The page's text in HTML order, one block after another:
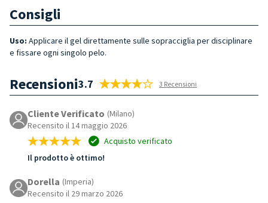
Consigli
Uso: Applicare il gel direttamente sulle sopracciglia per disciplinare
e fissare ogni singolo pelo.
Recensioni3.7 3 Recensioni
Cliente Verificato (Milano)
Recensito il 14 maggio 2026
Acquisto verificato
Il prodotto è ottimo!
Dorella (Imperia)
Recensito il 29 marzo 2026